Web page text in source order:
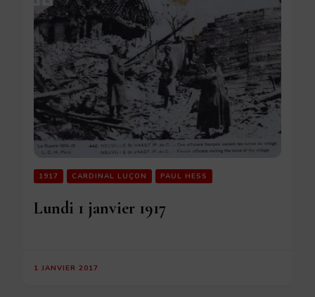
1917 CARDINAL LUÇON PAUL HESS
Lundi 1 janvier 1917
1 JANVIER 2017